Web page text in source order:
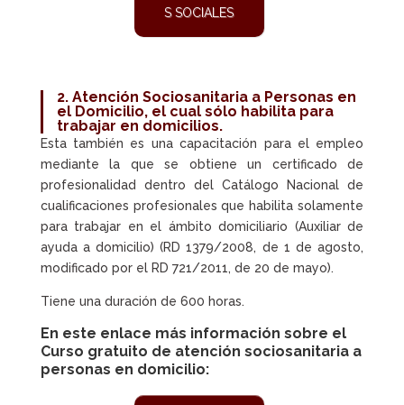
S SOCIALES
2. Atención Sociosanitaria a Personas en
el Domicilio, el cual sólo habilita para
trabajar en domicilios.
Esta también es una capacitación para el empleo
mediante la que se obtiene un certificado de
profesionalidad dentro del Catálogo Nacional de
cualificaciones profesionales que habilita solamente
para trabajar en el ámbito domiciliario (Auxiliar de
ayuda a domicilio) (RD 1379/2008, de 1 de agosto,
modificado por el RD 721/2011, de 20 de mayo).
Tiene una duración de 600 horas.
En este enlace más información sobre el
Curso gratuito de atención sociosanitaria a
personas en domicilio: